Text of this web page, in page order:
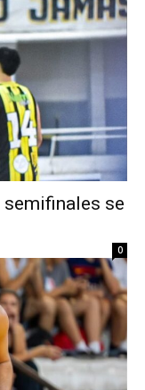
semifinales se
0